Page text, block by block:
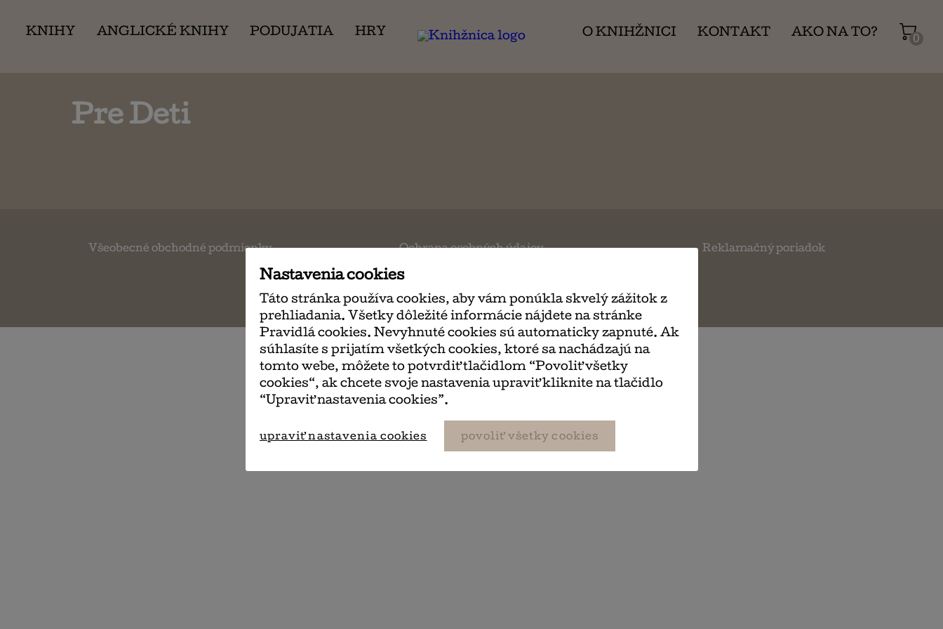
KNIHY ANGLICKÉ KNIHY PODUJATIA HRY O KNIHŽNICI KONTAKT AKO NA TO?
0
Pre Deti
Všeobecné obchodné podmienky Ochrana osobných údajov Reklamačný poriadok
Nastavenia cookies
Táto stránka používa cookies, aby vám ponúkla skvelý zážitok z
prehliadania. Všetky dôležité informácie nájdete na stránke
Pravidlá cookies. Nevyhnuté cookies sú automaticky zapnuté. Ak
súhlasíte s prijatím všetkých cookies, ktoré sa nachádzajú na
tomto webe, môžete to potvrdiť tlačidlom “Povoliť všetky
cookies“, ak chcete svoje nastavenia upraviť kliknite na tlačidlo
“Upraviť nastavenia cookies”.
upraviť nastavenia cookies povoliť všetky cookies